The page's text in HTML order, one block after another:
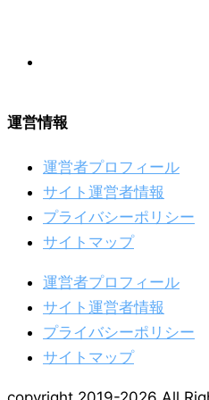
運営情報
運営者プロフィール
サイト運営者情報
プライバシーポリシー
サイトマップ
運営者プロフィール
サイト運営者情報
プライバシーポリシー
サイトマップ